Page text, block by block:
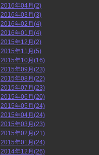
2016年04月(2)
2016年03月(3)
2016年02月(4)
2016年01月(4)
2015年12月(2)
2015年11月(5)
2015年10月(16)
2015年09月(23)
2015年08月(22)
2015年07月(23)
2015年06月(20)
2015年05月(24)
2015年04月(24)
2015年03月(23)
2015年02月(21)
2015年01月(24)
2014年12月(26)